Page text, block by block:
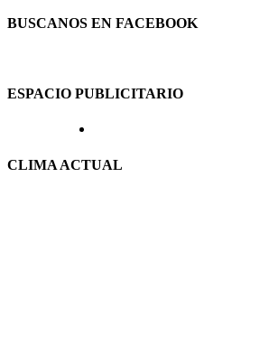
BUSCANOS EN FACEBOOK
ESPACIO PUBLICITARIO
CLIMA ACTUAL